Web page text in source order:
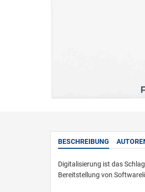
BESCHREIBUNG
Digitalisierung ist das
Bereitstellung von